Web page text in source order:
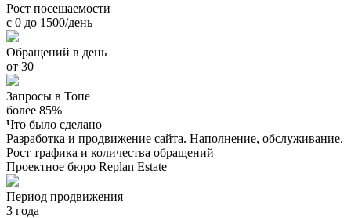
Рост посещаемости
с 0 до 1500/день
Обращений в день
от 30
Запросы в Топе
более 85%
Что было сделано
Разработка и продвижение сайта. Наполнение, обслуживание.
Рост трафика и количества обращений
Проектное бюро Replan Estate
Период продвижения
3 года